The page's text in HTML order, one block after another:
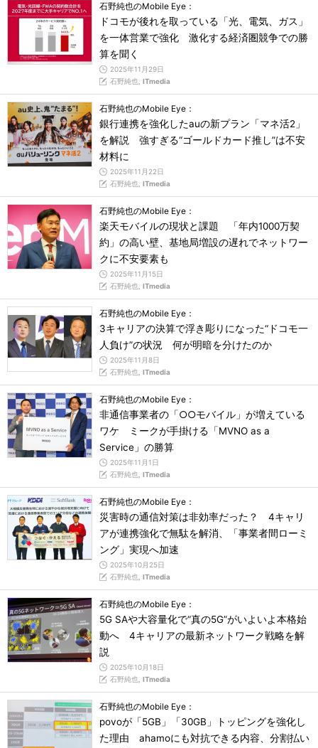
石野純也のMobile Eye：
ドコモが後れを取っている「光、電気、ガス」
を一体営業で強化 激化する経済圏競争での勝
算を聞く
2025年11月29日
石野純也, ITmedia
石野純也のMobile Eye：
銀行連携を強化したauの新プラン「マネ活2」
を解説 強すぎる“ゴールドカード推し”は不安
材料に
2025年11月22日
石野純也, ITmedia
石野純也のMobile Eye：
楽天モバイルの現状と課題 「年内1000万契
約」の高い壁、基地局増設の遅れでネットワー
クに不安要素も
2025年11月15日
石野純也, ITmedia
石野純也のMobile Eye：
3キャリアの決算で浮き彫りになった“ドコモ一
人負け”の状況 何が明暗を分けたのか
2025年11月8日
石野純也, ITmedia
石野純也のMobile Eye：
非通信事業者の「○○モバイル」が増えている
ワケ ミークが手掛ける「MVNO as a
Service」の勝算
2025年11月1日
石野純也, ITmedia
石野純也のMobile Eye：
災害時の通信対策は非効率だった？ 4キャリ
アが連携強化で無駄を解消、「事業者間ローミ
ング」実現へ加速
2025年10月25日
石野純也, ITmedia
石野純也のMobile Eye：
5G SAや大容量化で“真の5G”がいよいよ本格始
動へ 4キャリアの最新ネットワーク戦略を解
説
2025年10月18日
石野純也, ITmedia
石野純也のMobile Eye：
povoが「5GB」「30GB」トッピングを強化し
た理由 ahamoにも対抗できる内容、分割払い